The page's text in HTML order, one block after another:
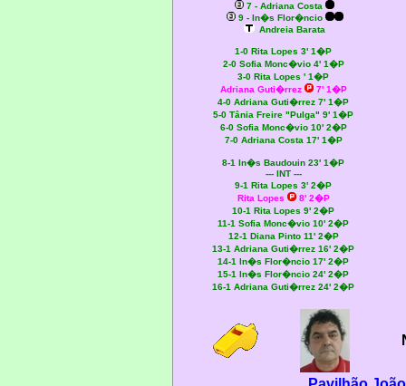
7 - Adriana Costa
9 - In�s Flor�ncio
Andreia Barata
1-0 Rita Lopes 3' 1�P
2-0 Sofia Monc�vio 4' 1�P
3-0 Rita Lopes ' 1�P
Adriana Guti�rrez
7' 1�P
4-0 Adriana Guti�rrez 7' 1�P
5-0 Tânia Freire "Pulga" 9' 1�P
6-0 Sofia Monc�vio 10' 2�P
7-0 Adriana Costa 17' 1�P
8-1 In�s Baudouin 23' 1�P
--- INT ---
9-1 Rita Lopes 3' 2�P
Rita Lopes
8' 2�P
10-1 Rita Lopes 9' 2�P
11-1 Sofia Monc�vio 10' 2�P
12-1 Diana Pinto 11' 2�P
13-1 Adriana Guti�rrez 16' 2�P
14-1 In�s Flor�ncio 17' 2�P
15-1 In�s Flor�ncio 24' 2�P
16-1 Adriana Guti�rrez 24' 2�P